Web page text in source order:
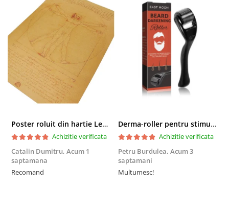
Poster roluit din hartie Leonardo Da Vinci, Vitruvian Man, vintage, 51x35 cm
Achizitie verificata
Catalin Dumitru, Acum 1
saptamana
Recomand
Derma-roller pentru stimularea cresterii parului, scalp si barba, Beard Roller
Achizitie verificata
Petru Burdulea, Acum 3
saptamani
Multumesc!